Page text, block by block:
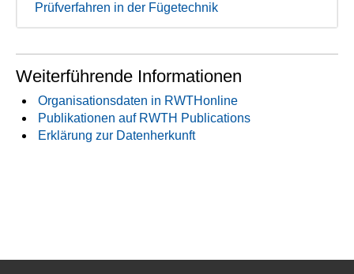
Prüfverfahren in der Fügetechnik
Weiterführende Informationen
Organisationsdaten in RWTHonline
Publikationen auf RWTH Publications
Erklärung zur Datenherkunft